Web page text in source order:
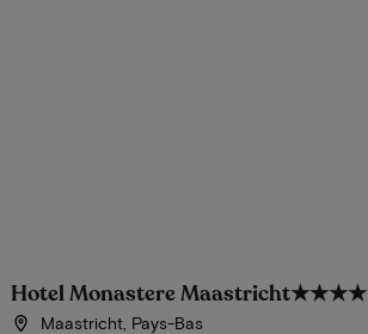
Hotel Monastere Maastricht★★★★
Maastricht, Pays-Bas